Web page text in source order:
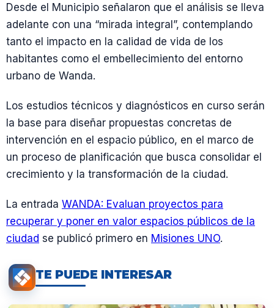
Desde el Municipio señalaron que el análisis se lleva
adelante con una “mirada integral”, contemplando
tanto el impacto en la calidad de vida de los
habitantes como el embellecimiento del entorno
urbano de Wanda.
Los estudios técnicos y diagnósticos en curso serán
la base para diseñar propuestas concretas de
intervención en el espacio público, en el marco de
un proceso de planificación que busca consolidar el
crecimiento y la transformación de la ciudad.
La entrada WANDA: Evaluan proyectos para
recuperar y poner en valor espacios públicos de la
ciudad se publicó primero en Misiones UNO.
TE PUEDE INTERESAR